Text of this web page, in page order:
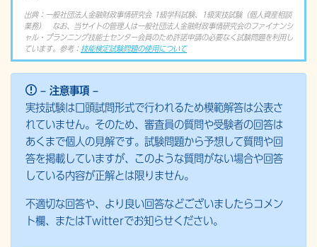
出典：一般社団法人金融財政事情研究会 1級学科試験、1級実技試験（個人資産相談
業務） なお、当サイトの管理人は一般社団法人金融財政事情研究会のファイナンシ
ャル・プランニング技能士センター会員のため許諾申請の必要なく試験問題を利用し
ています。参考： 技能検定試験問題の使用について
– 注意事項 –
実技試験は口頭試問形式で行われるため模範解答は公表さ
れていません。そのため、審査員の質問や受験者の回答は
あくまで個人の見解です。試験問題から予想して質問や回
答を掲載していますが、このような質問がない場合や回答
している内容が正解とは限りません。
不適切な回答や、より良い回答などございましたらコメン
ト欄、またはTwitterでお知らせください。